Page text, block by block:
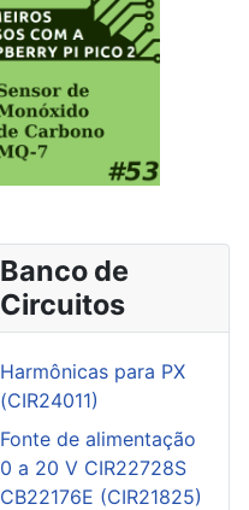
Banco de
Circuitos
Harmônicas para PX
(CIR24011)
Fonte de alimentação
0 a 20 V CIR22728S
CB22176E (CIR21825)